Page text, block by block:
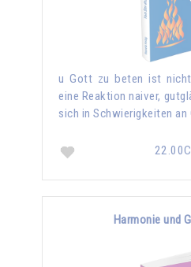
u Gott zu beten ist
eine Reaktion naiver,
sich in Schwierigkeiten an
Harmonie und